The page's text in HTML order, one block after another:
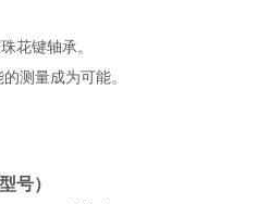
花键轴承。
测量成为可能。
号）